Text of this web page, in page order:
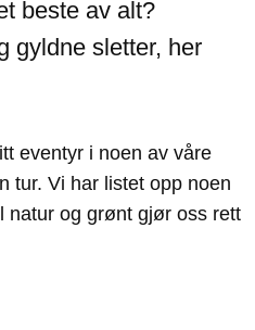
beste av alt?
gyldne sletter, her
eventyr i noen av våre
tur. Vi har listet opp noen
natur og grønt gjør oss rett